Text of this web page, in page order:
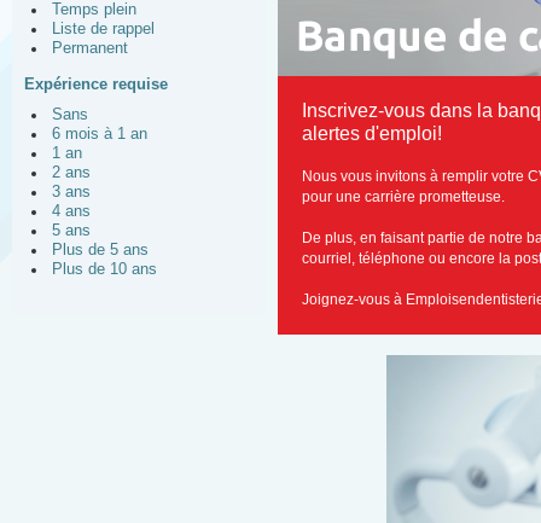
Temps plein
Liste de rappel
Permanent
Expérience requise
Sans
6 mois à 1 an
1 an
2 ans
3 ans
4 ans
5 ans
Plus de 5 ans
Plus de 10 ans
Inscrivez-vous dans la
alertes d'emploi!
Nous vous invitons à remplir votre
pour une carrière prometteuse.
De plus, en faisant partie de notre
courriel, téléphone ou encore la
Joignez-vous à